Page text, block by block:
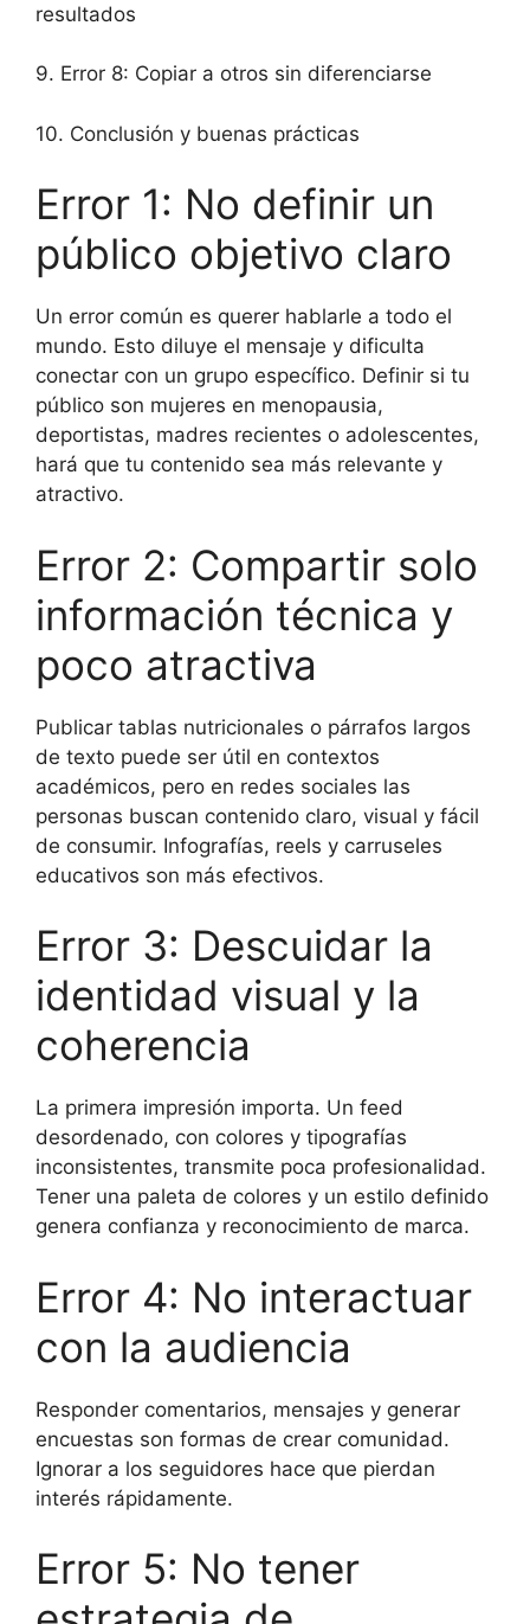
resultados
9. Error 8: Copiar a otros sin diferenciarse
10. Conclusión y buenas prácticas
Error 1: No definir un
público objetivo claro
Un error común es querer hablarle a todo el
mundo. Esto diluye el mensaje y dificulta
conectar con un grupo específico. Definir si tu
público son mujeres en menopausia,
deportistas, madres recientes o adolescentes,
hará que tu contenido sea más relevante y
atractivo.
Error 2: Compartir solo
información técnica y
poco atractiva
Publicar tablas nutricionales o párrafos largos
de texto puede ser útil en contextos
académicos, pero en redes sociales las
personas buscan contenido claro, visual y fácil
de consumir. Infografías, reels y carruseles
educativos son más efectivos.
Error 3: Descuidar la
identidad visual y la
coherencia
La primera impresión importa. Un feed
desordenado, con colores y tipografías
inconsistentes, transmite poca profesionalidad.
Tener una paleta de colores y un estilo definido
genera confianza y reconocimiento de marca.
Error 4: No interactuar
con la audiencia
Responder comentarios, mensajes y generar
encuestas son formas de crear comunidad.
Ignorar a los seguidores hace que pierdan
interés rápidamente.
Error 5: No tener